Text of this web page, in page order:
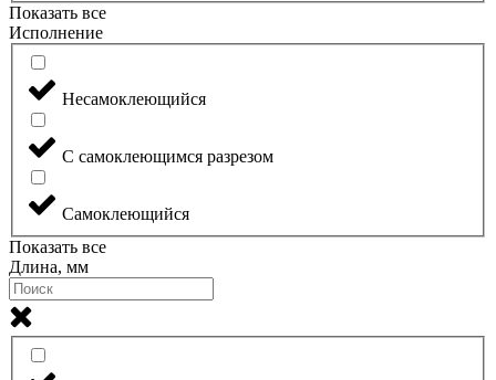
Показать все
Исполнение
Несамоклеющийся
С самоклеющимся разрезом
Самоклеющийся
Показать все
Длина, мм